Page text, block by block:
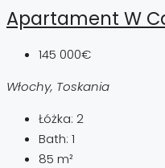
Apartament W
145 000€
Włochy, Toskania
Łóżka: 2
Bath: 1
85 m²